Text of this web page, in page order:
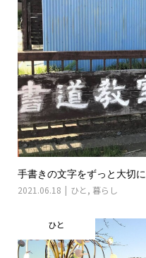
手書きの文字をずっと大切に
2021.06.18 ひと , 暮らし
ひと